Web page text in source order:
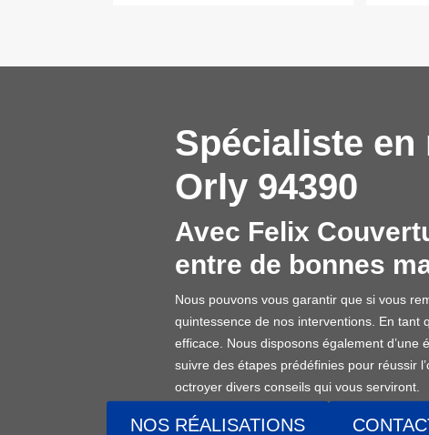
NOS RÉALISATIONS
Spécialiste
Orly 94390
Avec Felix
entre de bonnes
Nous pouvons vous garantir que si vous
quintessence de nos interventions. En tant
efficace. Nous disposons également d’une
suivre des étapes prédéfinies pour réussir
octroyer divers conseils qui vous serviront.